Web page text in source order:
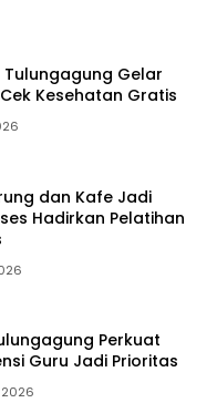
Gelar
Kesehatan Gratis
dan Kafe Jadi
Hadirkan Pelatihan
Perkuat
Guru Jadi Prioritas